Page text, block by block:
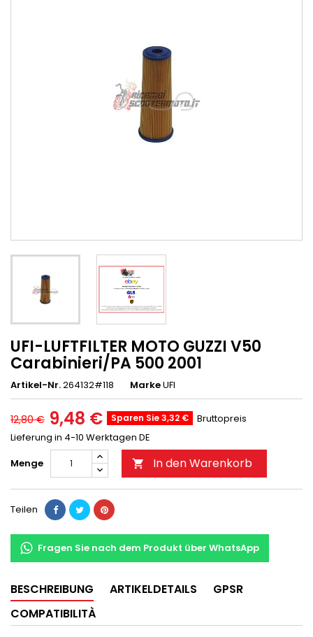
UFI-LUFTFILTER MOTO GUZZI V50
Carabinieri/PA 500 2001
Artikel-Nr.264132#118 MarkeUFI
12,80 € 9,48 € Sparen Sie 3,32 €
Bruttopreis
Lieferung in 4-10 Werktagen DE
Menge
 In den Warenkorb
Teilen
Fragen Sie nach dem Produkt über WhatsApp
BESCHREIBUNG ARTIKELDETAILS
GPSR
COMPATIBILITÀ